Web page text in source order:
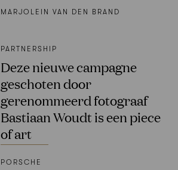
MARJOLEIN VAN DEN BRAND
PARTNERSHIP
Deze nieuwe campagne
geschoten door
gerenommeerd fotograaf
Bastiaan Woudt is een piece
of art
PORSCHE